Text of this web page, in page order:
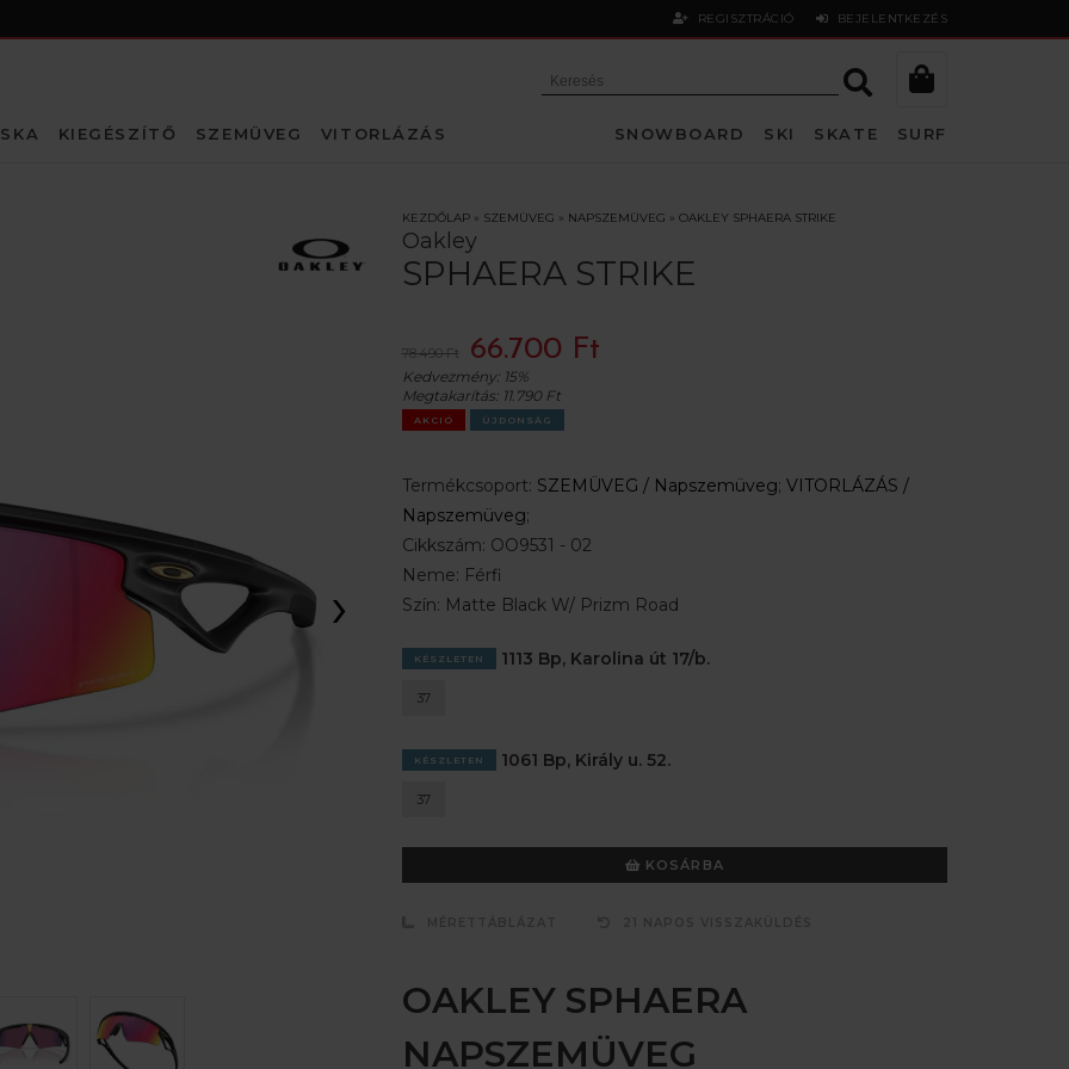
REGISZTRÁCIÓ BEJELENTKEZÉS
KIEGÉSZÍTŐ SZEMÜVEG VITORLÁZÁS SNOWBOARD SKI SKATE SURF
›
KEZDŐLAP» SZEMÜVEG » NAPSZEMÜVEG » OAKLEY SPHAERA STRIKE
Oakley
SPHAERA STRIKE
78.490 Ft 66.700 Ft
Kedvezmény: 15%
Megtakarítás: 11.790 Ft
AKCIÓ ÚJDONSÁG
Termékcsoport: SZEMÜVEG / Napszemüveg; VITORLÁZÁS /
Napszemüveg;
Cikkszám: OO9531 - 02
Neme: Férfi
Szín: Matte Black W/ Prizm Road
KÉSZLETEN 1113 Bp, Karolina út 17/b.
37
KÉSZLETEN 1061 Bp, Király u. 52.
37
KOSÁRBA
OAKLEY SPHAERA
NAPSZEMÜVEG